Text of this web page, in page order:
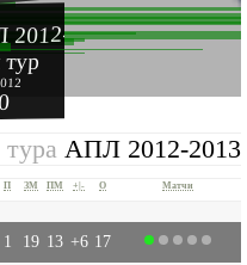
2012-2013
тур
АПЛ 2012-2013
П ЗМ ПМ +|- О Матчи
1 19 13 +6 17